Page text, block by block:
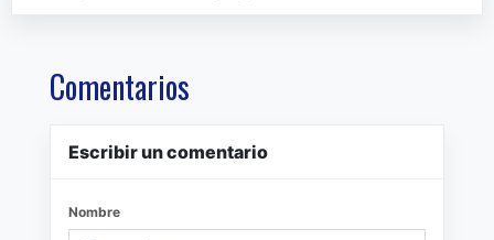
Comentarios
Escribir un comentario
Nombre